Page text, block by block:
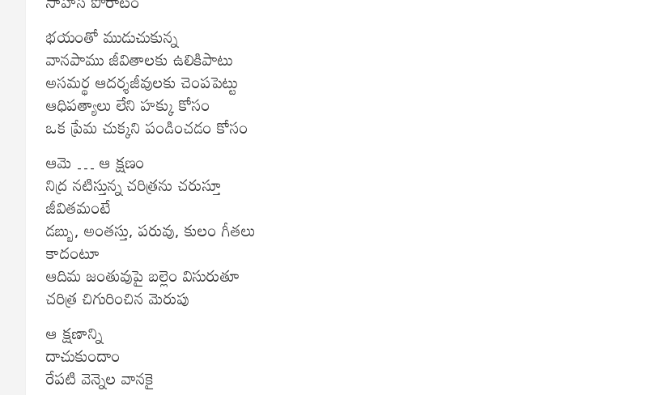
భయంతో ముడుచుకున్న
వానపాము జీవితాలకు ఉలికిపాటు
అసమర్థ ఆదర్శజీవులకు చెంపపెట్టు
ఆధిపత్యాలు లేని హక్కు కోసం
ఒక ప్రేమ చుక్కని పండించడం కోసం
ఆమె … ఆ క్షణం
నిద్ర నటిస్తున్న చరిత్రను చరుస్తూ
జీవితమంటే
డబ్బు, అంతస్తు, పరువు, కులం గీతలు
కాదంటూ
ఆదిమ జంతువుపై బల్లెం విసురుతూ
చరిత్ర చిగురించిన మెరుపు
ఆ క్షణాన్ని
దాచుకుందాం
రేపటి వెన్నెల వానకై